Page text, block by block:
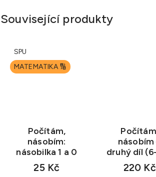
Související produkty
SPU
MATEMATIKA 🔢
Počítám,
násobím:
násobilka 1 a 0
25 Kč
násobím
druhý díl
220 Kč